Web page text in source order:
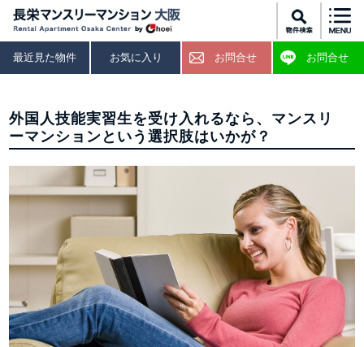
最近見た物件 お気に入り お問合せ お問合せ
外国人技能実習生を受け入れるなら、マンスリ
ーマンションという選択肢はいかが？